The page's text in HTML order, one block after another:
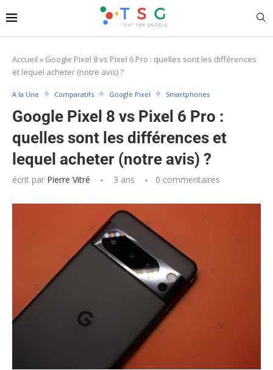
Accueil » Google Pixel 8 vs Pixel 6 Pro : quelles sont les différences
et lequel acheter (notre avis) ?
A la Une Comparatifs Google Pixel Smartphones
Google Pixel 8 vs Pixel 6 Pro :
quelles sont les différences et
lequel acheter (notre avis) ?
écrit par Pierre Vitré 3 ans 0 commentaires